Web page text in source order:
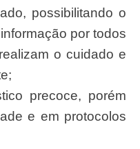
possibilitando o
por todos
o cuidado e
precoce, porém
e em protocolos